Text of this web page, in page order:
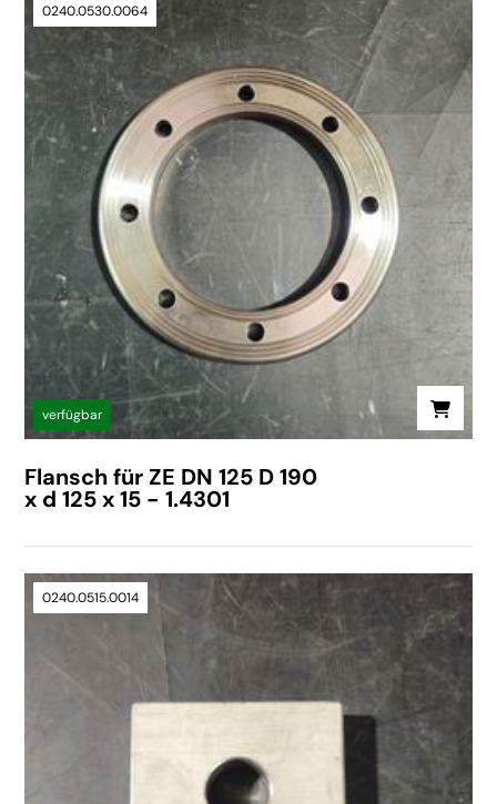
0240.0530.0064
verfügbar
Flansch für ZE DN 125 D 190
x d 125 x 15 - 1.4301
0240.0515.0014